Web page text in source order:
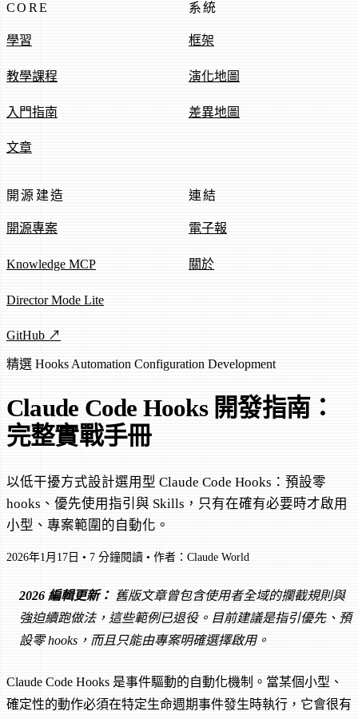
CORE
學習
教學課程
入門指南
文章
系統
框架
演化地圖
差異地圖
開源建造
開源專案
Knowledge MCP
Director Mode Lite
GitHub ↗
連結
電子報
關於
精選 Hooks Automation Configuration Development
Claude Code Hooks 開發指南：
完整實戰手冊
以低干擾方式設計選用型 Claude Code Hooks：預設零
hooks、優先使用指引與 Skills，只有在確有必要時才啟用
小型、專案範圍的自動化。
2026年1月17日 • 7 分鐘閱讀 • 作者：Claude World
2026 編輯更新： 舊版文章曾包含使用者全域的攔截規則與
強迫續跑做法，這些範例已退役。目前建議是指引優先、預
設零 hooks，而且只能由專案明確選擇啟用。
Claude Code Hooks 是事件驅動的自動化機制。當某個小型、
確定性的動作必須在特定生命週期事件發生時執行，它會很有